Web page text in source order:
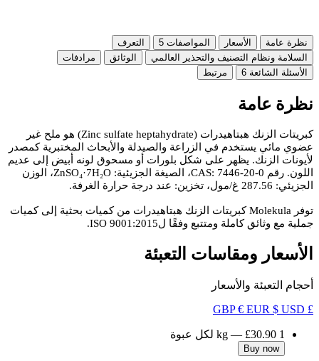
نظرة عامة الأسعار المواصفات 5
التعرف
السلامة ونظام التصنيف والتحذير العالمي
الوثائق
مرادفات
الأسئلة الشائعة 6 مرتبط
نظرة عامة
كبريتات الزنك هبتاهيدرات (Zinc sulfate heptahydrate) هو ملح غير
عضوي مائي يستخدم في الزراعة والصيدلة والأبحاث المختبرية كمصدر
لأيونات الزنك. يظهر على شكل بلورات أو مسحوق لونه أبيض إلى عديم
اللون. رقم CAS: 7446-20-0، الصيغة الجزيئية: ZnSO₄·7H₂O، الوزن
الجزيئي: 287.56 غ/مول، تخزين: عند درجة حرارة الغرفة.
توفر Molekula كبريتات الزنك هبتاهيدرات من كميات بحثية إلى كميات
جملية مع وثائق كاملة ومتتبع وفقًا لISO 9001:2015.
الأسعار ومقاسات التعبئة
أحجام التعبئة والأسعار
£ GBP
€ EUR $ USD
1 kg
— £30.90 لكل عبوة
Buy now